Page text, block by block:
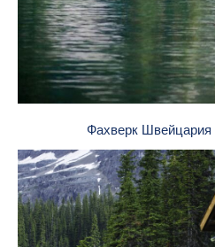
Фахверк Швейцария